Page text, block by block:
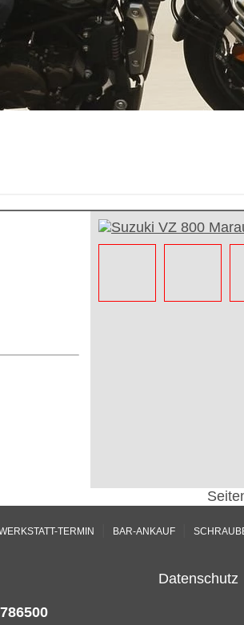
TERMIN BAR-ANKAUF
Datenschutz